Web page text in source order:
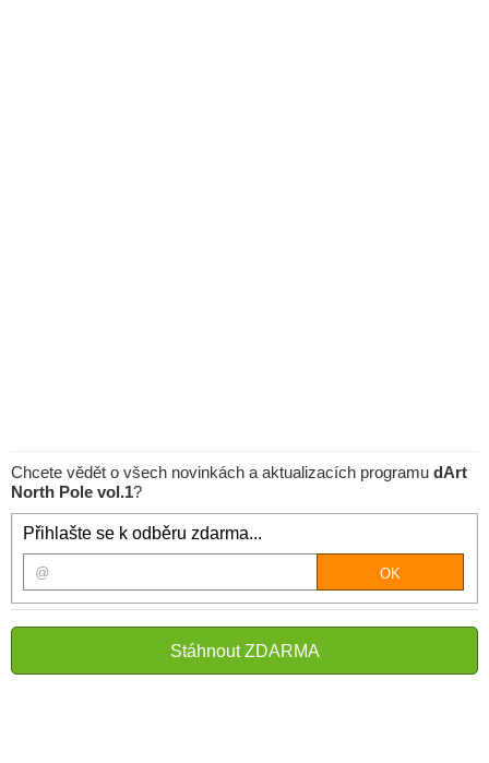
Chcete vědět o všech novinkách a aktualizacích programu dArt
North Pole vol.1?
Přihlašte se k odběru zdarma...
Stáhnout ZDARMA